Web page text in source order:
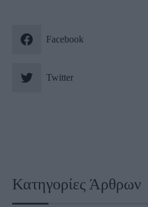
Facebook
Twitter
Κατηγορίες Άρθρων